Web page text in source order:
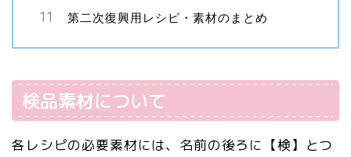
第二次復興用レシピ・素材のまとめ
検品素材について
各レシピの必要素材には、名前の後ろに【検】とつ